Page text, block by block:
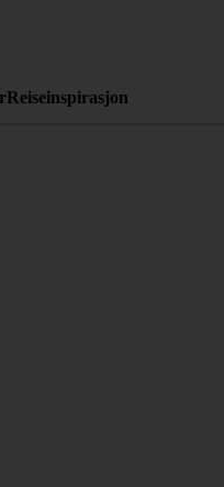
Reiseinspirasjon